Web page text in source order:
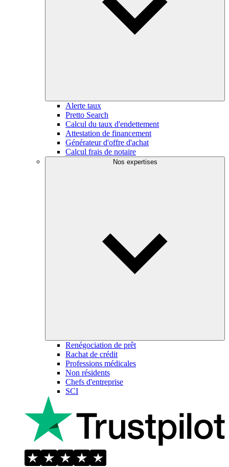
Alerte taux
Pretto Search
Calcul du taux d'endettement
Attestation de financement
Générateur d'offre d'achat
Calcul frais de notaire
Nos expertises
Renégociation de prêt
Rachat de crédit
Professions médicales
Non résidents
Chefs d'entreprise
SCI